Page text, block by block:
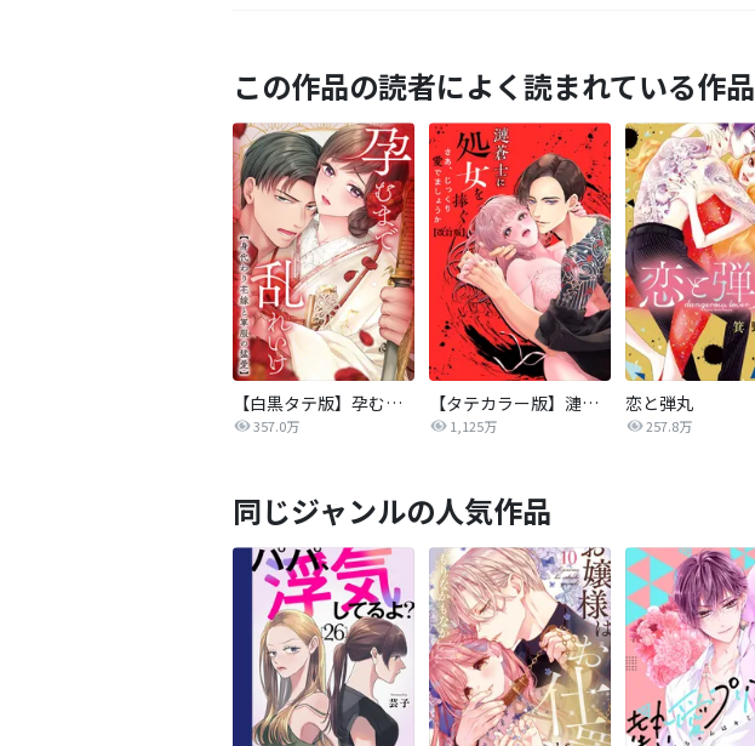
この作品の読者によく読まれている作品
【白黒タテ版】孕むまで乱れいけ～身代わり花嫁と軍服の猛愛
357.0万
【タテカラー版】漣蒼士に処女を捧ぐ～さあ、じっくり愛でましょうか
1,125万
恋と弾丸
257.8万
同じジャンルの人気作品